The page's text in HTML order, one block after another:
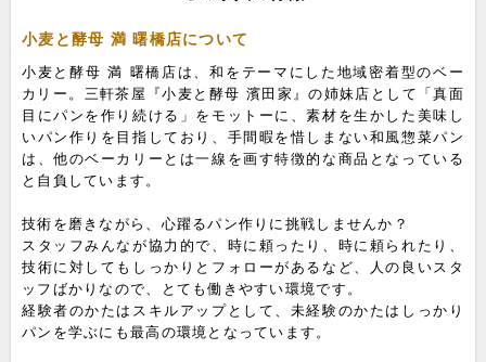
小麦と酵母 満 曙橋店について
小麦と酵母 満 曙橋店は、和をテーマにした地域密着型のベー
カリー。三軒茶屋『小麦と酵母 濱田家』の姉妹店として「真面
目にパンを作り続ける」をモットーに、素材を生かした美味し
いパン作りを目指しており、手間暇を惜しまない和風惣菜パン
は、他のベーカリーとは一線を画す特徴的な商品となっている
と自負しています。
技術を磨きながら、心躍るパン作りに挑戦しませんか？
スタッフみんなが協力的で、時に頼ったり、時に頼られたり、
技術に対してもしっかりとフォローがあるなど、人の良いスタ
ッフばかりなので、とても働きやすい環境です。
経験者のかたはスキルアップとして、未経験のかたはしっかり
パンを学ぶにも最高の環境となっています。